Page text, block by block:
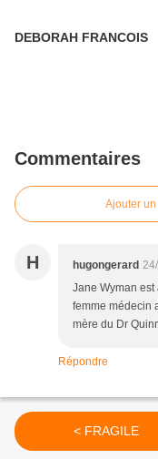
DEBORAH FRANCOIS
Commentaires
Ajouter
H hugongerard
Jane Wyman
femme médecin
mère du Dr
Répondre
< FRAGILE